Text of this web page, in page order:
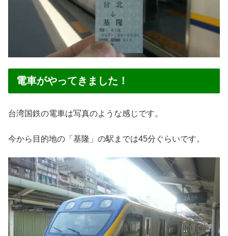
電車がやってきました！
台湾国鉄の電車は写真のような感じです。
今から目的地の「基隆」の駅までは45分ぐらいです。